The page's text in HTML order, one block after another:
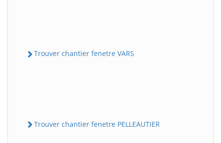
Trouver chantier fenetre VARS
Trouver chantier fenetre PELLEAUTIER